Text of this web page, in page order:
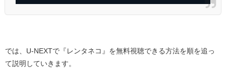
では、U-NEXTで『レンタネコ』を無料視聴できる方法を順を追っ
て説明していきます。